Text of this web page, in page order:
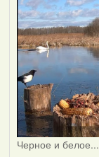
Черное и белое...